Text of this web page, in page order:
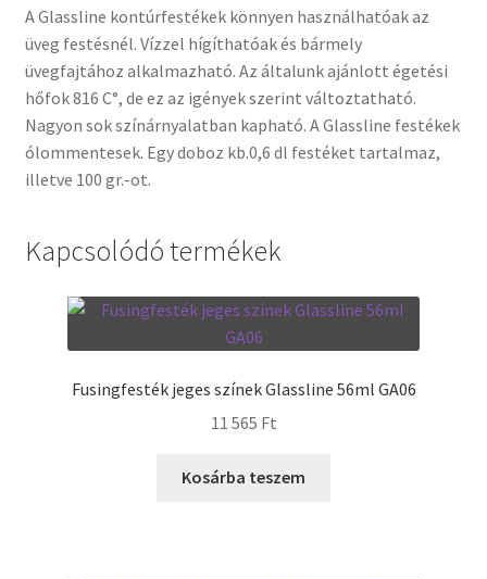
Termékek
Uvegek
A Glassline kontúrfestékek könnyen használhatóak az
üveg festésnél. Vízzel hígíthatóak és bármely
üvegfajtához alkalmazható. Az általunk ajánlott égetési
hőfok 816 C°, de ez az igények szerint változtatható.
Nagyon sok színárnyalatban kapható. A Glassline festékek
ólommentesek. Egy doboz kb.0,6 dl festéket tartalmaz,
illetve 100 gr.-ot.
Kapcsolódó termékek
Fusingfesték jeges színek Glassline 56ml GA06
11 565 Ft
Kosárba teszem